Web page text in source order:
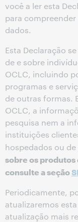
você a ler esta
para
dados.
Esta Declaração
de e sobre
OCLC, incluindo
programas e
de outras formas.
OCLC, a
pesquisa nem a
instituições
hospedados ou
sobre os produtos
consulte a seção
Periodicamente,
atualizaremos
atualização mais